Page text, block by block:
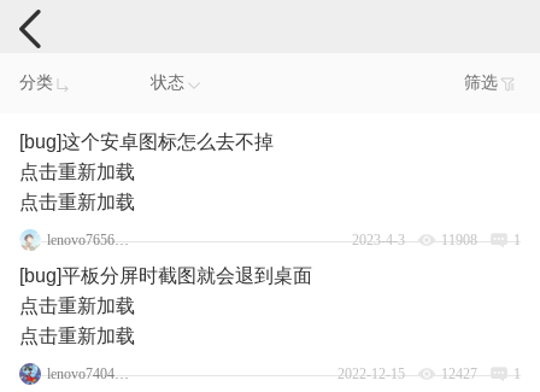
手机反馈
分类 状态 筛选
[bug]这个安卓图标怎么去不掉
点击重新加载
点击重新加载
lenovo76567557 2023-4-3 11908 1
[bug]平板分屏时截图就会退到桌面
点击重新加载
点击重新加载
lenovo74048219 2022-12-15 12427 1